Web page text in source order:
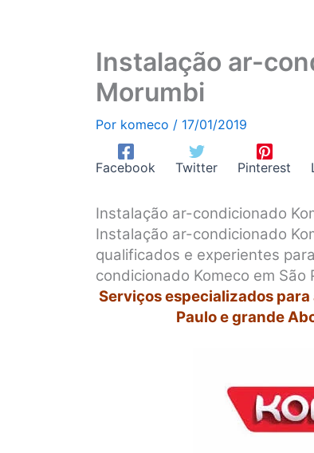
Instalação ar-
Morumbi
Por komeco / 17/01/2019
Facebook Twitter Pinterest
Instalação ar-condicionado
Instalação ar-condicionado
qualificados e experientes
condicionado Komeco em São
Serviços especializados
Paulo e grande